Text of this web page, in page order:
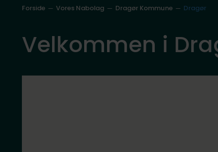
Forside Vores Nabolag Dragør Kommune Dragør
Velkommen i